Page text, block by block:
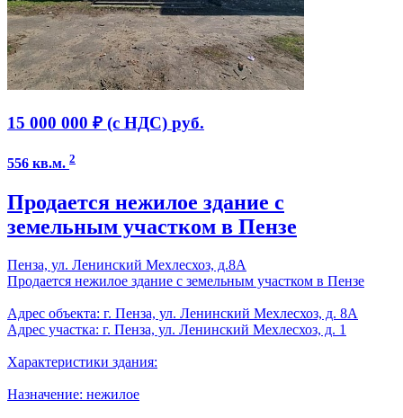
15 000 000 ₽ (с НДС) руб.
556 кв.м. 2
Продается нежилое здание с
земельным участком в Пензе
Пенза, ул. Ленинский Мехлесхоз, д.8А
Продается нежилое здание с земельным участком в Пензе
Адрес объекта: г. Пенза, ул. Ленинский Мехлесхоз, д. 8А
Адрес участка: г. Пенза, ул. Ленинский Мехлесхоз, д. 1
Характеристики здания:
Назначение: нежилое